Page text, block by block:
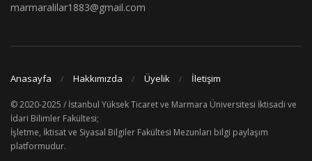
marmaralilar1883@gmail.com
Anasayfa Hakkımızda Üyelik İletişim
© 2020-2025 / İstanbul Yüksek Ticaret ve Marmara Üniversitesi İktisadi ve
İdari Bilimler Fakültesi;
İşletme, İktisat ve Siyasal Bilgiler Fakültesi Mezunları bilgi paylaşım
platformudur.